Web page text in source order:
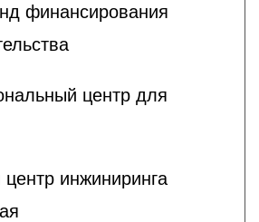
финансирования
центр для
инжиниринга